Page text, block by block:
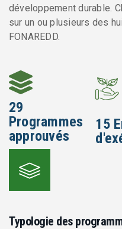
développement durable.
sur un ou plusieurs des
FONAREDD.
29
Programmes
approuvés
15
Typologie des